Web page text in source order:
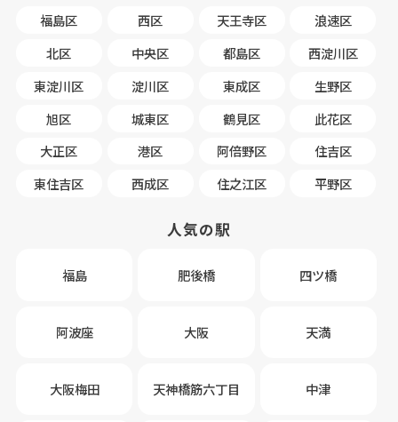
福島区 西区 天王寺区
浪速区
北区
中央区 都島区
西淀川区
東淀川区
淀川区 東成区
生野区
旭区
城東区 鶴見区
此花区
大正区
港区 阿倍野区
住吉区
東住吉区
西成区 住之江区 平野区
人気の駅
福島 肥後橋 四ツ橋
阿波座 大阪 天満
大阪梅田 天神橋筋六丁目 中津